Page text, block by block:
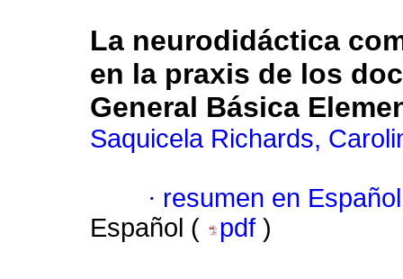
La neurodidáctica
en la praxis de los
General Básica
Saquicela Richards,
· resumen en Español
Español (
pdf )